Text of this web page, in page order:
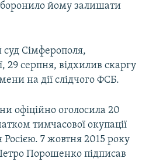
йому залишати
Сімферополя,
29 серпня, відхилив скаргу
на дії слідчого ФСБ.
офіційно оголосила 20
тимчасової окупації
7 жовтня 2015 року
Порошенко підписав